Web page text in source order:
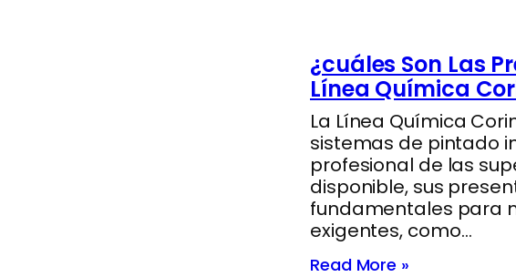
¿cuáles Son Las
Línea Química
La Línea Química
sistemas de pintado
profesional de las
disponible, sus
fundamentales para
exigentes, como…
Read More »